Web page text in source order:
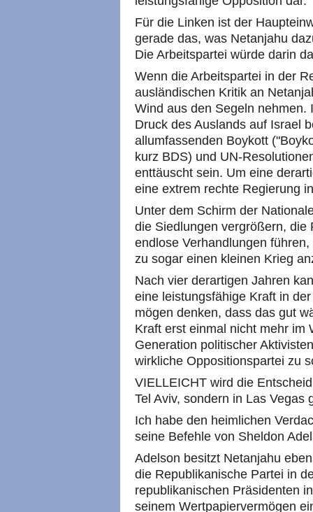
Für die Linken ist der
gerade das, was Netanjahu
Die Arbeitspartei würde darin
Wenn die Arbeitspartei in der
ausländischen Kritik an
Wind aus den Segeln
Druck des Auslands auf Israel
allumfassenden Boykott
kurz BDS) und UN-
enttäuscht sein. Um eine
eine extrem rechte Regierung
Unter dem Schirm der
die Siedlungen vergrößern, die
endlose Verhandlungen
zu sogar einen kleinen Krieg
Nach vier derartigen Jahren
eine leistungsfähige Kraft in
mögen denken, dass das gut
Kraft erst einmal nicht mehr im
Generation politischer
wirkliche Oppositionspartei zu
VIELLEICHT wird die
Tel Aviv, sondern in Las Vegas
Ich habe den heimlichen
seine Befehle von Sheldon
Adelson besitzt Netanjahu
die Republikanische Partei in
republikanischen Präsidenten
seinem Wertpapiervermögen